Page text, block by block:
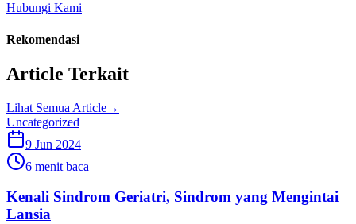
Hubungi Kami
Rekomendasi
Article Terkait
Lihat Semua Article→
Uncategorized
9 Jun 2024
6 menit baca
Kenali Sindrom Geriatri, Sindrom yang Mengintai
Lansia